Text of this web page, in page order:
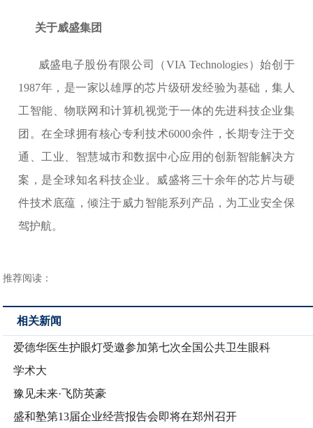
关于威盛集团
威盛电子股份有限公司（VIA Technologies）始创于
1987年，是一家以雄厚的芯片级研发经验为基础，集人
工智能、物联网和计算机视觉于一体的先进科技企业集
团。在全球拥有核心专利技术6000余件，长期专注于交
通、工业、智慧城市和数据中心应用的创新智能解决方
案，是全球知名科技企业。威盛将三十余年的芯片与硬
件技术底蕴，倾注于威力智能系列产品，为工业安全保
驾护航。
推荐阅读：
相关新闻
爱德华医生护眼灯受邀参加第七次全国公共卫生眼科
学术大
豫见未来·飞防英豪
盛和塾第13届企业经营报告会即将在郑州召开